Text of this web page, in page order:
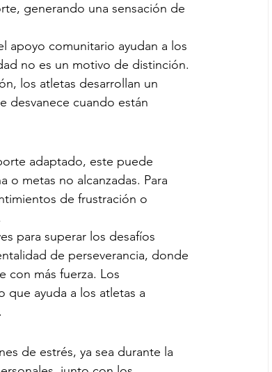
generando una sensación de
apoyo comunitario ayudan a los
no es un motivo de distinción.
los atletas desarrollan un
desvanece cuando están
adaptado, este puede
o metas no alcanzadas. Para
de frustración o
para superar los desafíos
de perseverancia, donde
con más fuerza. Los
que ayuda a los atletas a
de estrés, ya sea durante la